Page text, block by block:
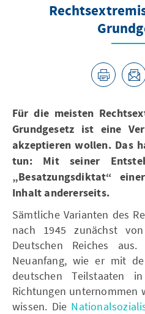
Für die meisten
Grundgesetz ist eine
akzeptieren wollen. Das
tun: Mit seiner
„Besatzungsdiktat“
Inhalt andererseits.
Sämtliche Varianten des
nach 1945 zunächst
Deutschen Reiches
Neuanfang, wie er mit
deutschen Teilstaaten
Richtungen unternommen
wissen. Die